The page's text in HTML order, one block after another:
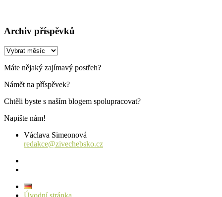
Archiv příspěvků
Archiv
Máte nějaký zajímavý postřeh?
Námět na příspěvek?
Chtěli byste s naším blogem spolupracovat?
Napište nám!
Václava Simeonová
redakce@zivechebsko.cz
Úvodní stránka